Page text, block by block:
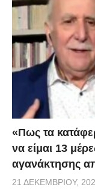
πανδημίας. Και,
τον
υπεύθυνα τους
γίνει χωρίς την
μαχητές των
Είναι οι ήρωες
Όπως και τα
οι ένστολοί μας
εαυτό τους για
«Πως τα
να είμαι 13
αγανάκτησης
21 ΔΕΚΕΜΒΡΊΟΥ,